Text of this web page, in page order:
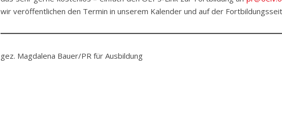
wir veröffentlichen den Termin in unserem Kalender und auf der
gez. Magdalena Bauer/PR für Ausbildung